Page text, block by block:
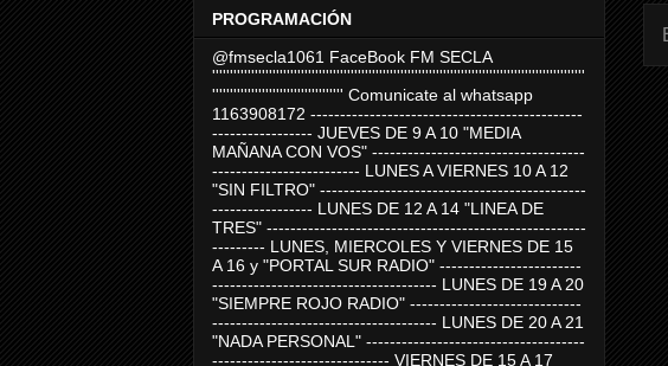
PROGRAMACIÓN
@fmsecla1061 FaceBook FM SECLA
'''''''''''''''''''''''''''''''''''''''''''''''''''''''''''''''''''''''''''''''''''''''''''''''''''''''''
''''''''''''''''''''''''''''''''''''' Comunicate al whatsapp
1163908172 ----------------------------------------------
----------------- JUEVES DE 9 A 10 "MEDIA
MAÑANA CON VOS" ------------------------------------
------------------------- LUNES A VIERNES 10 A 12
"SIN FILTRO" ---------------------------------------------
----------------- LUNES DE 12 A 14 "LINEA DE
TRES" ------------------------------------------------------
--------- LUNES, MIERCOLES Y VIERNES DE 15
A 16 y "PORTAL SUR RADIO" ------------------------
-------------------------------------- LUNES DE 19 A 20
"SIEMPRE ROJO RADIO" -----------------------------
-------------------------------------- LUNES DE 20 A 21
"NADA PERSONAL" -------------------------------------
------------------------------ VIERNES DE 15 A 17